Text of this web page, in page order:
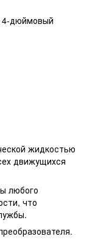
4-дюймовый
жидкостью
движущихся
любого
что